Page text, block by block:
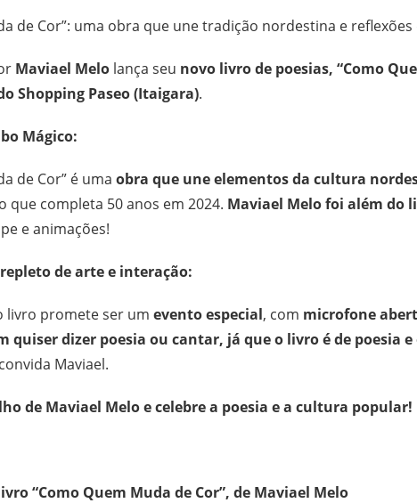
de Cor”: uma obra que une tradição nordestina e
Maviael Melo lança seu novo livro de poesias, “Como
Shopping Paseo (Itaigara).
Mágico:
de Cor” é uma obra que une elementos da cultura
que completa 50 anos em 2024. Maviael Melo foi além do
e animações!
de arte e interação:
livro promete ser um evento especial, com microfone
quiser dizer poesia ou cantar, já que o livro é de poesia
Maviael.
de Maviael Melo e celebre a poesia e a cultura popular!
“Como Quem Muda de Cor”, de Maviael Melo